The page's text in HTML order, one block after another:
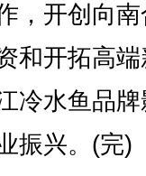
，开创向
和开拓高
冷水鱼品
振兴。(完)